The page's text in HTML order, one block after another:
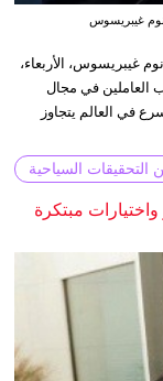
غيبريسوس
غيبريسوس، الأربعاء،
العاملين في مجال
في العالم يتجاوز
التحقيقات السياحية
مبتكرة